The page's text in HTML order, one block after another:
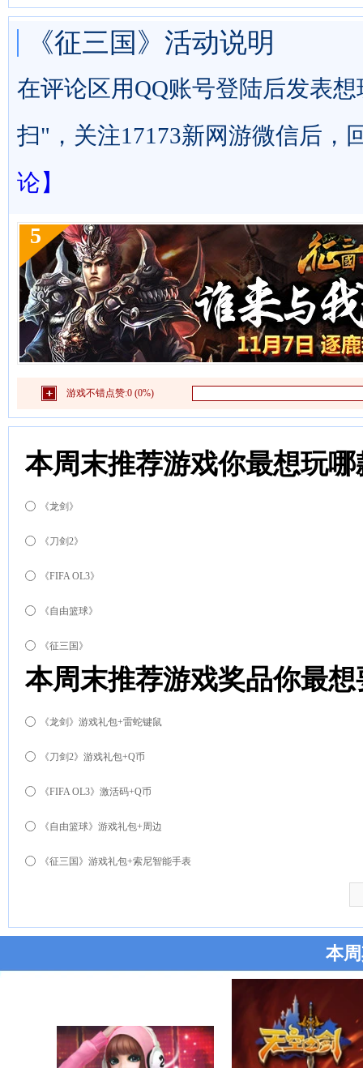
《征三国》活动说明
在评论区用QQ账号登陆后发表
扫"，关注17173新网游微信后，
论】
5
游戏不错点赞:0 (0%)
本周末推荐游戏你最想玩哪
《龙剑》
《刀剑2》
《FIFA OL3》
《自由篮球》
《征三国》
本周末推荐游戏奖品你最
《龙剑》游戏礼包+雷蛇键鼠
《刀剑2》游戏礼包+Q币
《FIFA OL3》激活码+Q币
《自由篮球》游戏礼包+周边
《征三国》游戏礼包+索尼智能手表
本